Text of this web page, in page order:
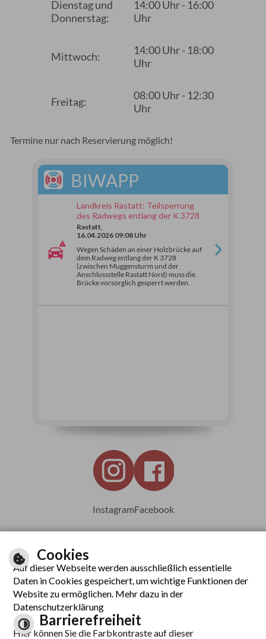
Dienstag und
Donnerstag:
14:00 Uhr - 16:00
Uhr
Mittwoch:
14:00 Uhr - 18:00
Uhr
Freitag:
08:00 Uhr - 12:30
Uhr
Termine nur nach Reservierung möglich!
BIWAPP
Landkreis Rastatt: Teilsperrung
des Radwegs entlang der K 3728
Rastatt,
16.04.2026 09:08 Uhr
Wegen Schäden an einer Holzbrücke auf
dem Radweg entlang der K 3728
(zwischen Muggensturm und der
Anschlussstelle Rastatt Nord) muss die
Brücke vorsorglich gesperrt werden.
InstagramFacebook
Leichte Sprache
Inhalt
Cookies
Auf dieser Webseite werden ausschließlich essentielle
Daten in Cookies gespeichert, um wichtige Funktionen der
Website zu ermöglichen. Mehr dazu in der
Datenschutzerklärung
Barrierefreiheit
Hier können Sie die Farbkontraste auf dieser